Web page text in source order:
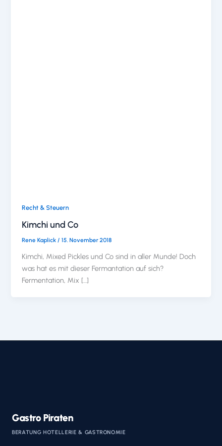
Recht & Steuern
Kimchi und Co
Rene Kaplick/15. November 2018
Kimchi, Mixed Pickles und Co sind in aller Munde! Doch
was hat es mit dieser Fermantation auf sich?
Fermentation, Mix […]
Gastro Piraten
BERATUNG HOTELLERIE & GASTRONOMIE